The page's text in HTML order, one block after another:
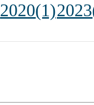
2020(1)